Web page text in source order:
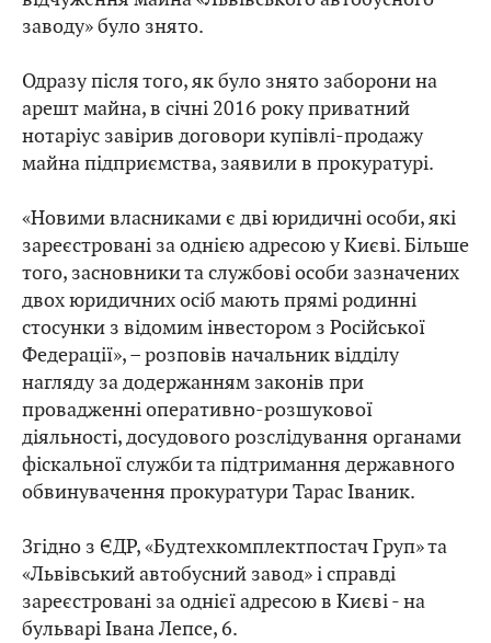
заводу» було знято.
Одразу після того, як було знято заборони на
арешт майна, в січні 2016 року приватний
нотаріус завірив договори купівлі-продажу
майна підприємства, заявили в прокуратурі.
«Новими власниками є дві юридичні особи, які
зареєстровані за однією адресою у Києві. Більше
того, засновники та службові особи зазначених
двох юридичних осіб мають прямі родинні
стосунки з відомим інвестором з Російської
Федерації», – розповів начальник відділу
нагляду за додержанням законів при
провадженні оперативно-розшукової
діяльності, досудового розслідування органами
фіскальної служби та підтримання державного
обвинувачення прокуратури Тарас Іваник.
Згідно з ЄДР, «Будтехкомплектпостач Груп» та
«Львівський автобусний завод» і справді
зареєстровані за однієї адресою в Києві - на
бульварі Івана Лепсе, 6.